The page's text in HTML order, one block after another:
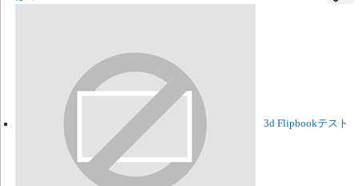
3d Flipbookテスト